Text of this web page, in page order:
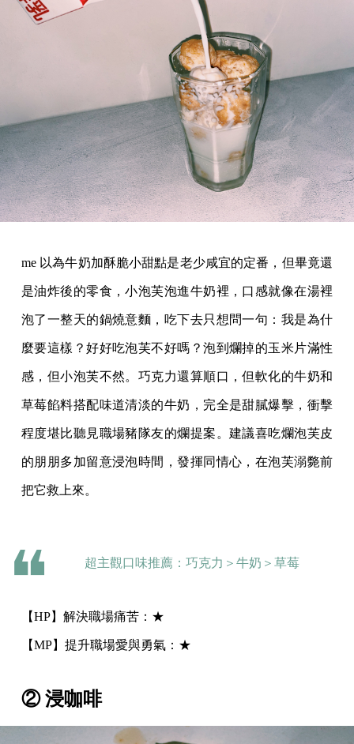
me 以為牛奶加酥脆小甜點是老少咸宜的定番，但畢竟還
是油炸後的零食，小泡芙泡進牛奶裡，口感就像在湯裡
泡了一整天的鍋燒意麵，吃下去只想問一句：我是為什
麼要這樣？好好吃泡芙不好嗎？泡到爛掉的玉米片滿性
感，但小泡芙不然。巧克力還算順口，但軟化的牛奶和
草莓餡料搭配味道清淡的牛奶，完全是甜膩爆擊，衝擊
程度堪比聽見職場豬隊友的爛提案。建議喜吃爛泡芙皮
的朋朋多加留意浸泡時間，發揮同情心，在泡芙溺斃前
把它救上來。
超主觀口味推薦：巧克力＞牛奶＞草莓
【HP】解決職場痛苦：★
【MP】提升職場愛與勇氣：★
② 浸咖啡